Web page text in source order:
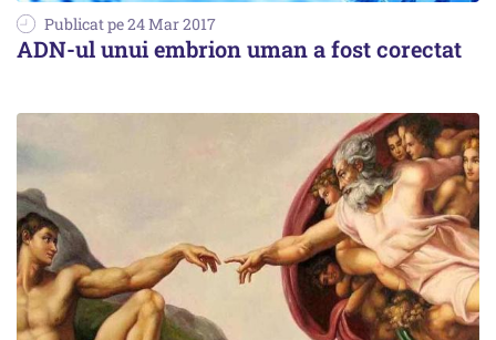
Publicat pe 24 Mar 2017
ADN-ul unui embrion uman a fost corectat